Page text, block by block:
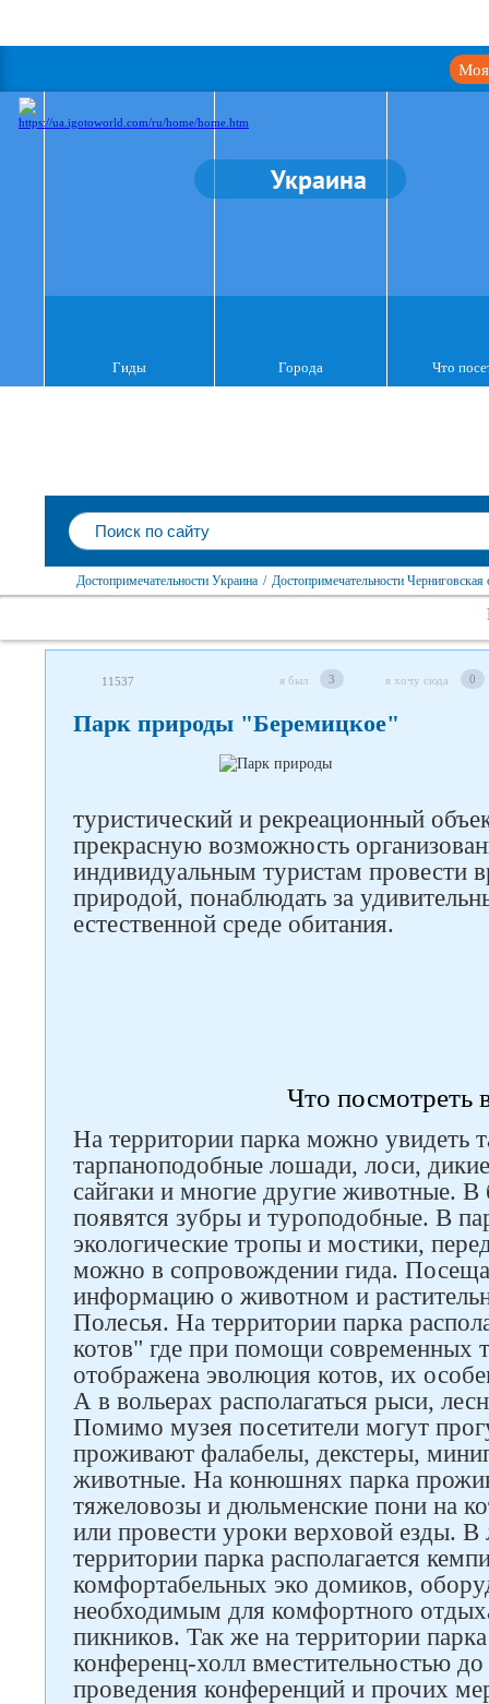
Моя
Украина
Гиды Города Что
Достопримечательности Украина / Достопримечательности Черниговская
11537 я был 3 я хочу сюда 0
Парк природы "Беремицкое"
туристический и рекреационный
прекрасную возможность
индивидуальным туристам провести
природой, понаблюдать за
естественной среде обитания.
Что посмотреть
На территории парка можно увидеть
тарпаноподобные лошади, лоси,
сайгаки и многие другие животные.
появятся зубры и туроподобные. В
экологические тропы и мостики,
можно в сопровождении гида.
информацию о животном и
Полесья. На территории парка
котов" где при помощи современных
отображена эволюция котов, их
А в вольерах располагаться рыси,
Помимо музея посетители могут
проживают фалабелы, декстеры,
животные. На конюшнях парка
тяжеловозы и дюльменские пони на
или провести уроки верховой езды. В
территории парка располагается
комфортабельных эко домиков,
необходимым для комфортного
пикников. Так же на территории
конференц-холл вместительностью
проведения конференций и прочих
Следите за нами в соцсетях